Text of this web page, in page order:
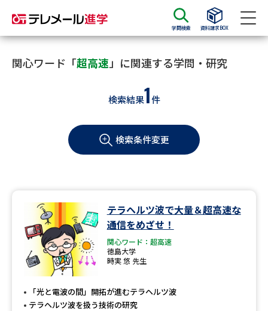
学問検索 資料請求BOX
資料請求 資料検索
大学・短大の資料種類から請求
学部・学科パンフ
過去問題集
大学・短大以外の資料から請求
専門学校の資料請求 大学院の資料請求
留学・進学関連、塾・予備校
大学入学共通テスト「受験案
関心ワード「超高速 」に関連する学問・研究
検索結果1件
検索条件変更
テラヘルツ波で大量＆超高速な
通信をめざせ！
関心ワード：超高速
徳島大学
時実 悠 先生
「光と電波の間」開拓が進むテラヘルツ波
テラヘルツ波を扱う技術の研究